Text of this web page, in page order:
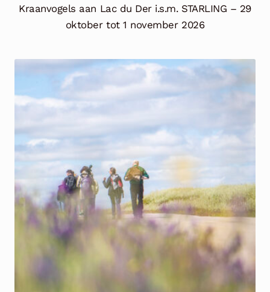
Kraanvogels aan Lac du Der i.s.m. STARLING – 29
oktober tot 1 november 2026